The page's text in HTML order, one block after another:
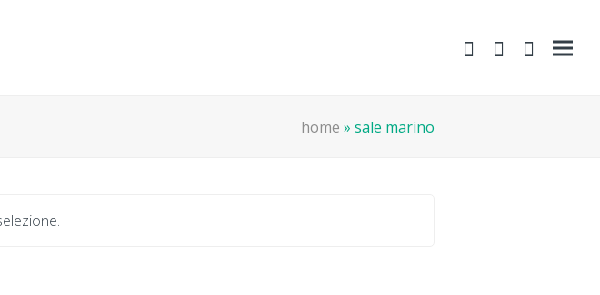
shopping-
Areasearch
home » sale marino